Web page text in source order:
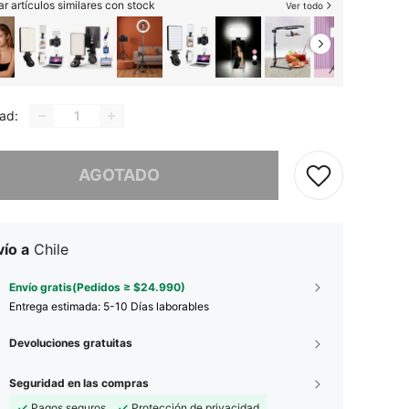
artículos similares con stock Ver todo
AGOTADO
este producto está agotado.
a Chile
Envío gratis(Pedidos ≥ $24.990)
Entrega estimada: 5-10 Días laborables
Devoluciones gratuitas
Seguridad en las compras